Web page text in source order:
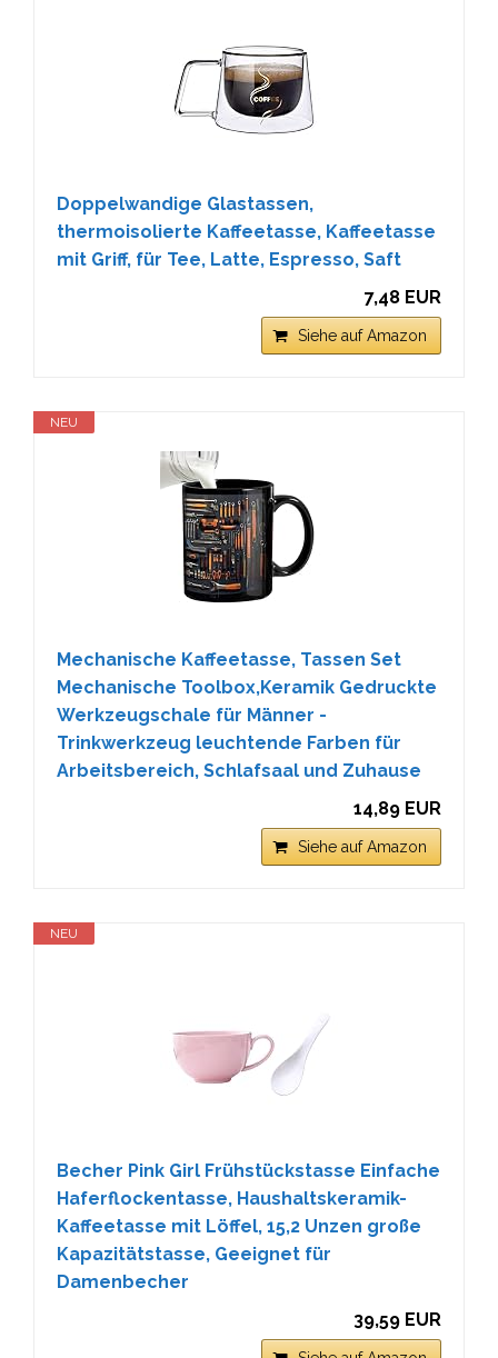
Doppelwandige Glastassen,
thermoisolierte Kaffeetasse, Kaffeetasse
mit Griff, für Tee, Latte, Espresso, Saft
7,48 EUR
Siehe auf Amazon
NEU
Mechanische Kaffeetasse, Tassen Set
Mechanische Toolbox,Keramik Gedruckte
Werkzeugschale für Männer -
Trinkwerkzeug leuchtende Farben für
Arbeitsbereich, Schlafsaal und Zuhause
14,89 EUR
Siehe auf Amazon
NEU
Becher Pink Girl Frühstückstasse Einfache
Haferflockentasse, Haushaltskeramik-
Kaffeetasse mit Löffel, 15,2 Unzen große
Kapazitätstasse, Geeignet für
Damenbecher
39,59 EUR